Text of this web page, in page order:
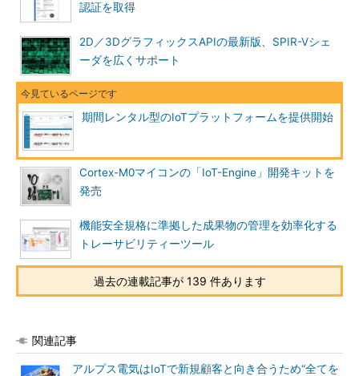
認証を取得
2D／3DグラフィックスAPIの最新版、SPIR-Vシェ
ーダを広くサポート
期間レンタル型のIoTプラットフォームを提供開始
Cortex-M0マイコンの「IoT-Engine」開発キットを
発売
機能安全規格に準拠した成果物の管理を効率化する
トレーサビリティーツール
過去の連載記事が 139 件あります
関連記事
アルプス電気はIoTで新規顧客と向き合うため“全てを